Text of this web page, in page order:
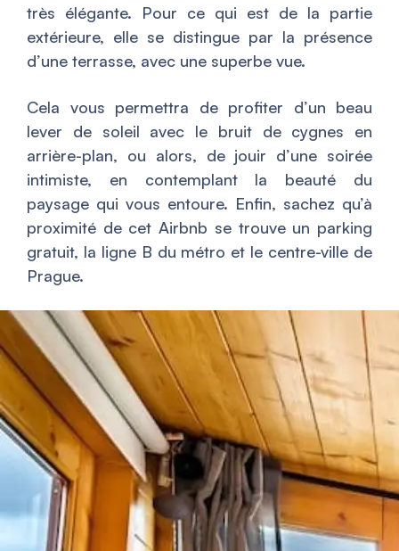
très élégante. Pour ce qui est de la partie
extérieure, elle se distingue par la présence
d’une terrasse, avec une superbe vue.
Cela vous permettra de profiter d’un beau
lever de soleil avec le bruit de cygnes en
arrière-plan, ou alors, de jouir d’une soirée
intimiste, en contemplant la beauté du
paysage qui vous entoure. Enfin, sachez qu’à
proximité de cet Airbnb se trouve un parking
gratuit, la ligne B du métro et le centre-ville de
Prague.